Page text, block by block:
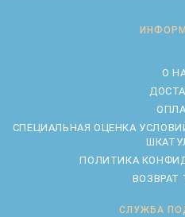
О
CПЕЦИАЛЬНАЯ ОЦЕНКА
ПОЛИТИКА
ВОЗВРАТ
СЛУЖБА